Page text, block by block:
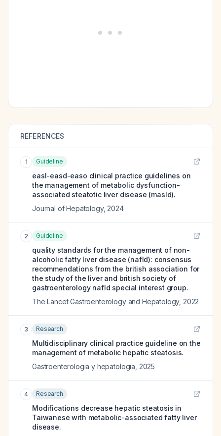
REFERENCES
1 Guideline
easl-easd-easo clinical practice guidelines on
the management of metabolic dysfunction-
associated steatotic liver disease (masld).
Journal of Hepatology, 2024
2 Guideline
quality standards for the management of non-
alcoholic fatty liver disease (nafld): consensus
recommendations from the british association for
the study of the liver and british society of
gastroenterology nafld special interest group.
The Lancet Gastroenterology and Hepatology, 2022
3 Research
Multidisciplinary clinical practice guideline on the
management of metabolic hepatic steatosis.
Gastroenterologia y hepatologia 2025
4 Research
Modifications decrease hepatic steatosis in
Taiwanese with metabolic-associated fatty liver
disease.